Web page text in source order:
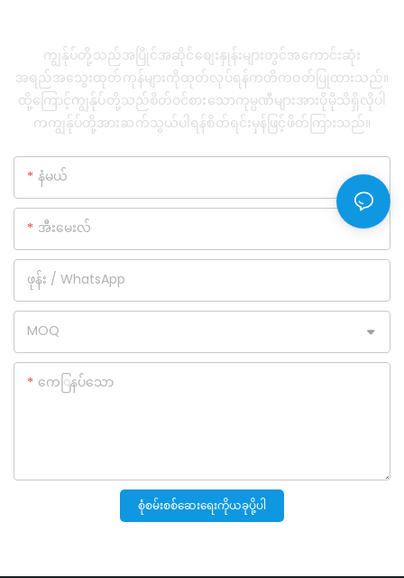
ကျွန်ုပ်တို့သည်အပြိုင်အဆိုင်စျေးနှုန်းများတွင်အကောင်းဆုံး
အရည်အသွေးထုတ်ကုန်များကိုထုတ်လုပ်ရန်ကတိကဝတ်ပြုထားသည်။
ထို့ကြောင့်ကျွန်ုပ်တို့သည်စိတ်ဝင်စားသောကုမ္ပဏီများအားပိုမိုသိရှိလိုပါ
ကကျွန်ုပ်တို့အားဆက်သွယ်ပါရန်စိတ်ရင်းမှန်ဖြင့်ဖိတ်ကြားသည်။
နံမယ်
အီးမေးလ်
ဖုန်း / WhatsApp
MOQ
ကေြနပ်သော
စုံစမ်းစစ်ဆေးရေးကိုယခုပို့ပါ